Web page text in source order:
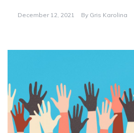
December 12, 2021 By Gris Karolina